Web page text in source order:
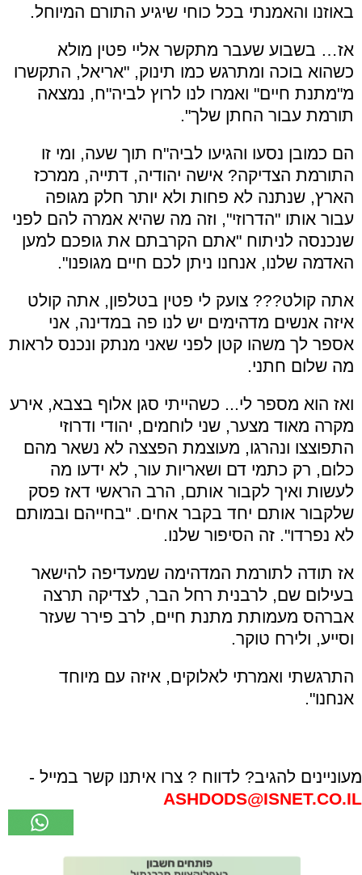
באוזנו והאמנתי בכל כוחי שיגיע התורם המיוחל.
אז… בשבוע שעבר מתקשר אליי פטין מולא
כשהוא בוכה ומתרגש כמו תינוק, "אריאל, התקשרו
מ"מתנת חיים" ואמרו לנו לרוץ לביה"ח, נמצאה
תורמת עבור החתן שלך".
הם כמובן נסעו והגיעו לביה"ח תוך שעה, ומי זו
התורמת הצדיקה? אישה יהודיה, דתייה, ממרכז
הארץ, שנתנה לא פחות ולא יותר חלק מגופה
עבור אותו "הדרוזי", וזה מה שהיא אמרה להם לפני
שנכנסה לניתוח "אתם הקרבתם את גופכם למען
האדמה שלנו, אנחנו ניתן לכם חיים מגופנו".
אתה קולט??? צועק לי פטין בטלפון, אתה קולט
איזה אנשים מדהימים יש לנו פה במדינה, אני
אספר לך משהו קטן לפני שאני מנתק ונכנס לראות
מה שלום חתני.
ואז הוא מספר לי... כשהייתי סגן אלוף בצבא, אירע
מקרה מאוד מצער, שני לוחמים, יהודי ודרוזי
התפוצצו ונהרגו, מעוצמת הפצצה לא נשאר מהם
כלום, רק כתמי דם ושאריות עור, לא ידעו מה
לעשות ואיך לקבור אותם, הרב הראשי דאז פסק
שלקבור אותם יחד בקבר אחים. "בחייהם ובמותם
לא נפרדו". זה הסיפור שלנו.
אז תודה לתורמת המדהימה שמעדיפה להישאר
בעילום שם, לרבנית רחל הבר, לצדיקה תרצה
אברהס מעמותת מתנת חיים, לרב פירר שעזר
וסייע, ולירח טוקר.
התרגשתי ואמרתי לאלוקים, איזה עם מיוחד
אנחנו".
מעוניינים להגיב? לדווח ? צרו איתנו קשר במייל -
ASHDODS@ISNET.CO.IL